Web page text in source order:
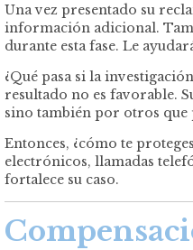
Una vez presentado su
información adicional.
durante esta fase. Le
¿Qué pasa si la
resultado no es favorable.
sino también por otros
Entonces, ¿cómo te
electrónicos, llamadas
fortalece su caso.